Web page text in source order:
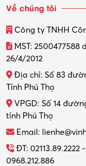
Về chúng tôi
Công ty TNHH
MST: 2500477588
26/4/2012
Địa chỉ: Số 83
Tỉnh Phú Thọ
VPGD: Số 14
tỉnh Phú Thọ
Email:
ĐT:
0968.212.886